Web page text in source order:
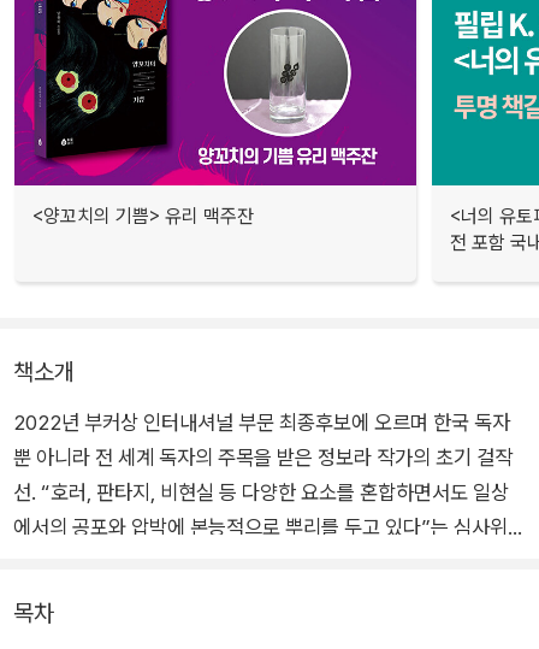
<양꼬치의 기쁨> 유리 맥주잔
<너의 유
전 포함 국
책소개
2022년 부커상 인터내셔널 부문 최종후보에 오르며 한국 독자
뿐 아니라 전 세계 독자의 주목을 받은 정보라 작가의 초기 걸작
선. “호러, 판타지, 비현실 등 다양한 요소를 혼합하면서도 일상
에서의 공포와 압박에 본능적으로 뿌리를 두고 있다”는 심사위원
계열의 작품들을 모았다. 특히 마술적인 환상성이 돋보이는 9편
의 초기 발표작과 1편의 미발표작을 먼저 엄선했다.
목차